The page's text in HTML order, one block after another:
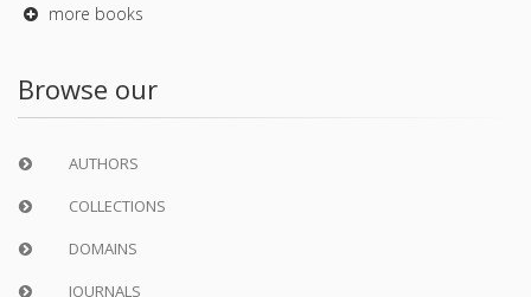
more books
Browse our
AUTHORS
COLLECTIONS
DOMAINS
JOURNALS